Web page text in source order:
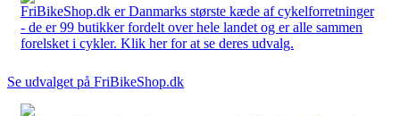
FriBikeShop.dk er Danmarks største kæde af cykelforretninger
- de er 99 butikker fordelt over hele landet og er alle sammen
forelsket i cykler. Klik her for at se deres udvalg.
Se udvalget på FriBikeShop.dk